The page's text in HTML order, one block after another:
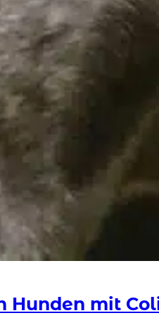
Hunden mit